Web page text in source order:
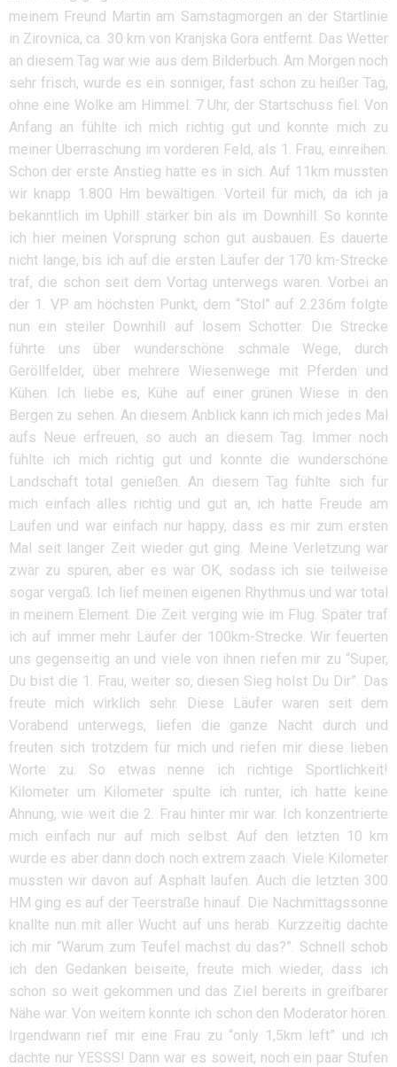
meinem Freund Martin am Samstagmorgen an der Startlinie
in Zirovnica, ca. 30 km von Kranjska Gora entfernt. Das Wetter
an diesem Tag war wie aus dem Bilderbuch. Am Morgen noch
sehr frisch, wurde es ein sonniger, fast schon zu heißer Tag,
ohne eine Wolke am Himmel. 7 Uhr, der Startschuss fiel. Von
Anfang an fühlte ich mich richtig gut und konnte mich zu
meiner Überraschung im vorderen Feld, als 1. Frau, einreihen.
Schon der erste Anstieg hatte es in sich. Auf 11km mussten
wir knapp 1.800 Hm bewältigen. Vorteil für mich, da ich ja
bekanntlich im Uphill stärker bin als im Downhill. So konnte
ich hier meinen Vorsprung schon gut ausbauen. Es dauerte
nicht lange, bis ich auf die ersten Läufer der 170 km-Strecke
traf, die schon seit dem Vortag unterwegs waren. Vorbei an
der 1. VP am höchsten Punkt, dem “Stol” auf 2.236m folgte
nun ein steiler Downhill auf losem Schotter. Die Strecke
führte uns über wunderschöne schmale Wege, durch
Geröllfelder, über mehrere Wiesenwege mit Pferden und
Kühen. Ich liebe es, Kühe auf einer grünen Wiese in den
Bergen zu sehen. An diesem Anblick kann ich mich jedes Mal
aufs Neue erfreuen, so auch an diesem Tag. Immer noch
fühlte ich mich richtig gut und konnte die wunderschöne
Landschaft total genießen. An diesem Tag fühlte sich für
mich einfach alles richtig und gut an, ich hatte Freude am
Laufen und war einfach nur happy, dass es mir zum ersten
Mal seit langer Zeit wieder gut ging. Meine Verletzung war
zwar zu spüren, aber es war OK, sodass ich sie teilweise
sogar vergaß. Ich lief meinen eigenen Rhythmus und war total
in meinem Element. Die Zeit verging wie im Flug. Später traf
ich auf immer mehr Läufer der 100km-Strecke. Wir feuerten
uns gegenseitig an und viele von ihnen riefen mir zu “Super,
Du bist die 1. Frau, weiter so, diesen Sieg holst Du Dir”. Das
freute mich wirklich sehr. Diese Läufer waren seit dem
Vorabend unterwegs, liefen die ganze Nacht durch und
freuten sich trotzdem für mich und riefen mir diese lieben
Worte zu. So etwas nenne ich richtige Sportlichkeit!
Kilometer um Kilometer spulte ich runter, ich hatte keine
Ahnung, wie weit die 2. Frau hinter mir war. Ich konzentrierte
mich einfach nur auf mich selbst. Auf den letzten 10 km
wurde es aber dann doch noch extrem zaach. Viele Kilometer
mussten wir davon auf Asphalt laufen. Auch die letzten 300
HM ging es auf der Teerstraße hinauf. Die Nachmittagssonne
knallte nun mit aller Wucht auf uns herab. Kurzzeitig dachte
ich mir “Warum zum Teufel machst du das?”. Schnell schob
ich den Gedanken beiseite, freute mich wieder, dass ich
schon so weit gekommen und das Ziel bereits in greifbarer
Nähe war. Von weitem konnte ich schon den Moderator hören.
Irgendwann rief mir eine Frau zu “only 1,5km left” und ich
dachte nur YESSS! Dann war es soweit, noch ein paar Stufen